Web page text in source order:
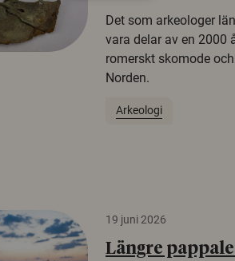
Det som arkeologer
vara delar av en 2000
romerskt skomode
Norden.
Arkeologi
19 juni 2026
Längre